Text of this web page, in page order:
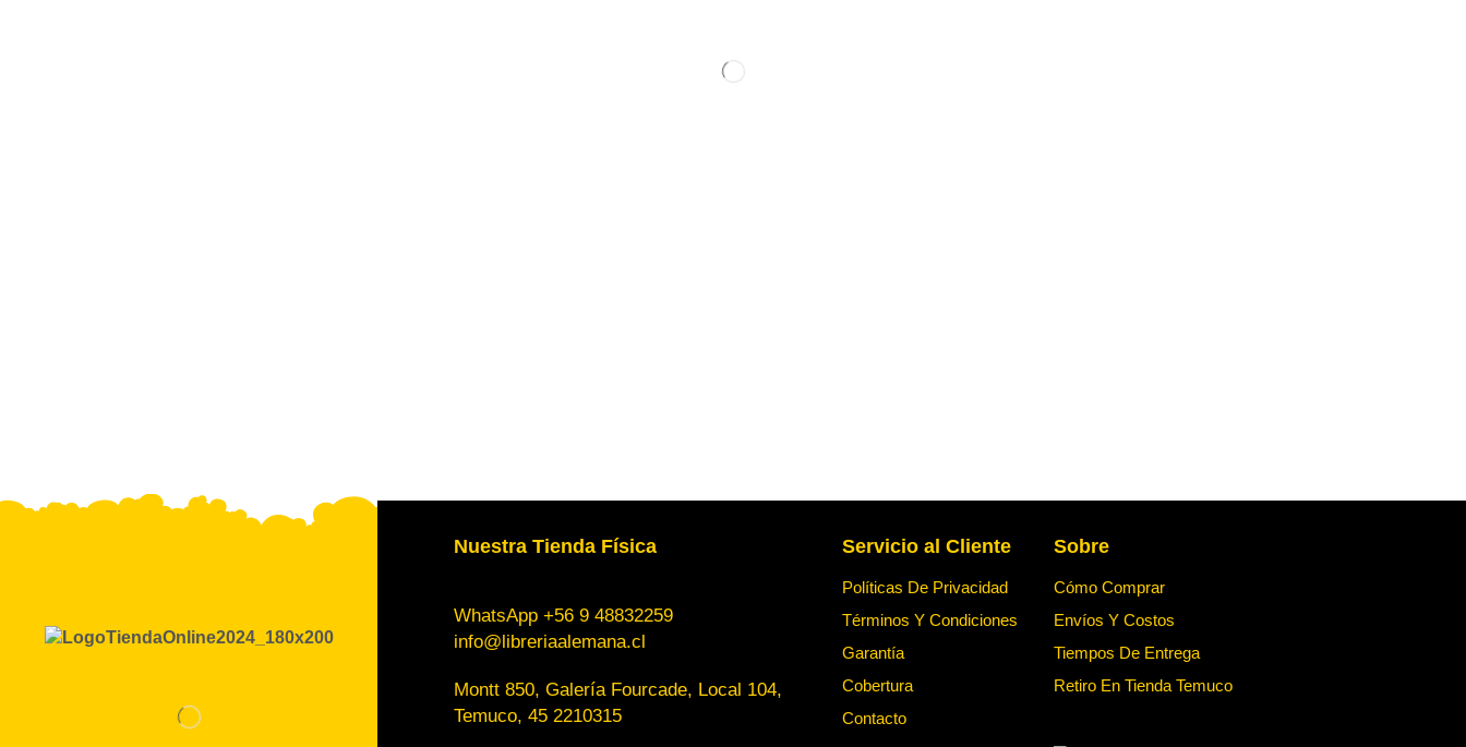
Nuestra Tienda Física
WhatsApp +56 9 48832259
info@libreriaalemana.cl
Montt 850, Galería Fourcade, Local 104,
Temuco, 45 2210315
Servicio al Cliente
Políticas De Privacidad
Términos Y Condiciones
Garantía
Cobertura
Contacto
Sobre
Cómo Comprar
Envíos Y Costos
Tiempos De Entrega
Retiro En Tienda Temuco